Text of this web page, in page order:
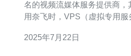
名的视频流媒体服务提供商
用奈飞时，VPS（虚拟专用
使用VPS可以让用户获得独立
2025年7月22日